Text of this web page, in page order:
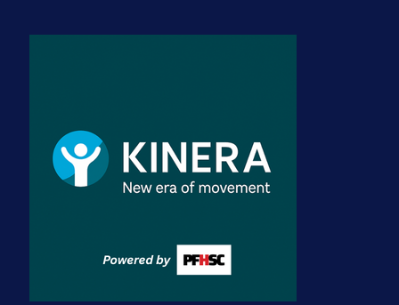
dres BiH!
3 sedmica 4 dan
Premijer liga BiH
za pranje novca, pretresaju
prostorije FK Borac!